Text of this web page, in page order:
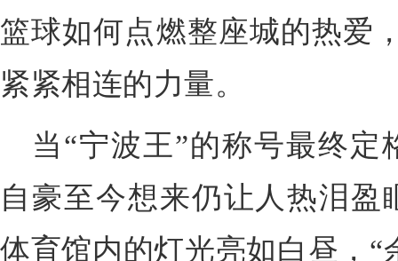
篮球如何点燃整座城的热爱
紧紧相连的力量。
当“宁波王”的称号最终
自豪至今想来仍让人热泪
体育馆内的灯光亮如白昼，“